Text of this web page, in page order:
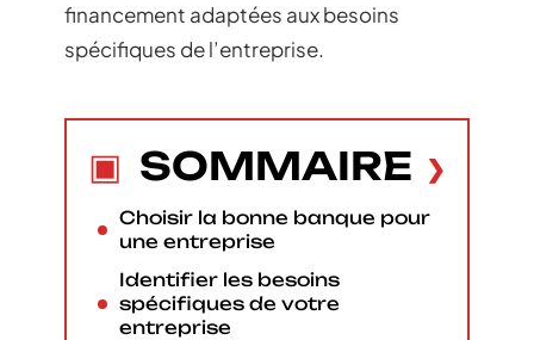
financement adaptées aux besoins
spécifiques de l’entreprise.
SOMMAIRE
Choisir la bonne banque pour
une entreprise
Identifier les besoins
spécifiques de votre
entreprise